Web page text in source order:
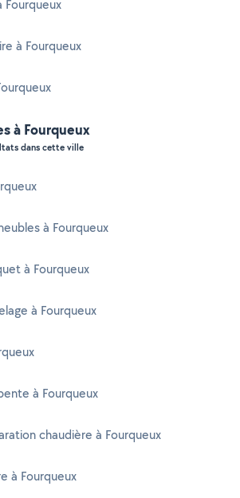
Fourqueux
à Fourqueux
à Fourqueux
dans cette ville
à Fourqueux
à Fourqueux
à Fourqueux
à Fourqueux
chaudière à Fourqueux
à Fourqueux